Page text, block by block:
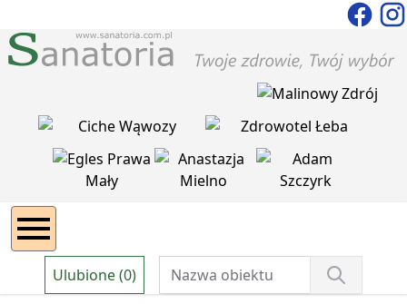
Ulubione (0)